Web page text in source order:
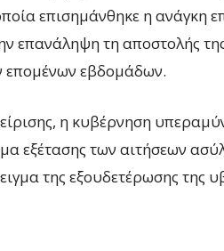
επισημάνθηκε η ανάγκη
επανάληψη τη αποστολής
επομένων εβδομάδων.
η κυβέρνηση
εξέτασης των αιτήσεων
της εξουδετέρωσης της